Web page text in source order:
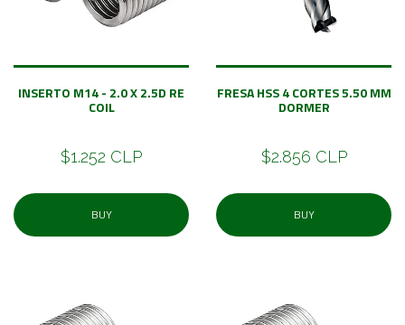
INSERTO M14 - 2.0 X 2.5D RE
COIL
$1.252 CLP
BUY
FRESA HSS 4 CORTES 5.50 MM
DORMER
$2.856 CLP
BUY